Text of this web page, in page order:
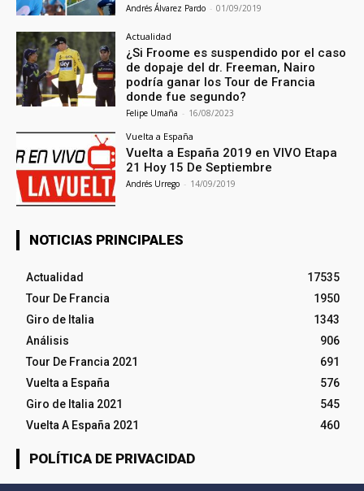
Andrés Álvarez Pardo - 01/09/2019
Actualidad
¿Si Froome es suspendido por el caso
de dopaje del dr. Freeman, Nairo
podría ganar los Tour de Francia
donde fue segundo?
Felipe Umaña - 16/08/2023
Vuelta a España
Vuelta a España 2019 en VIVO Etapa
21 Hoy 15 De Septiembre
Andrés Urrego - 14/09/2019
NOTICIAS PRINCIPALES
Actualidad
17535
Tour De Francia
1950
Giro de Italia
1343
Análisis
906
Tour De Francia 2021
691
Vuelta a España
576
Giro de Italia 2021
545
Vuelta A España 2021
460
POLÍTICA DE PRIVACIDAD